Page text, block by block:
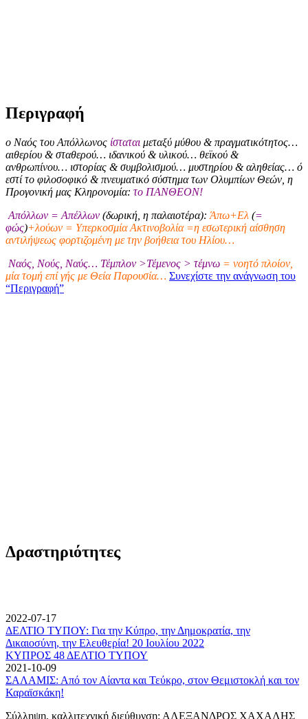
Περιγραφή
ο Ναός του Απόλλωνος ίσταται μεταξύ μύθου & πραγματικότητος…
αιθερίου & σταθερού… ιδανικού & υλικού… θεϊκού &
ανθρωπίνου… ιστορίας & συμβολισμού… μυστηρίου & αληθείας… ό
εστί το φιλοσοφικό & πνευματικό σύστημα των Ολυμπίων Θεών, η
Προγονική μας Κληρονομία: το ΠΑΝΘΕΟΝ!
Απόλλων = Απέλλων (δωρική, η παλαιοτέρα): Άπω+Ελ (=
φώς)+λούων = Υπερκοσμία Ακτινοβολία =η εσωτερική αίσθηση
αντιλήψεως φορτιζομένη με την βοήθεια του Ηλίου…
Ναός, Νούς, Ναύς… Τέμπλον >Τέμενος > τέμνω = νοητό πλοίον,
μία τομή επί γής με Θεία Παρουσία… Συνεχίστε την ανάγνωση του
“Περιγραφή”
Δραστηριότητες
2022-07-17
ΔΕΛΤΙΟ ΤΥΠΟΥ: Για την Κύπρο, την Δημοκρατία, την
Δικαιοσύνη, την Ελευθερία! 20 Ιουλίου 2022
ΚΥΠΡΟΣ 48 ΔΕΛΤΙΟ ΤΥΠΟΥ
2021-10-09
ΣΑΛΑΜΙΣ: Από τον Αίαντα και Τεύκρο, στον Θεμιστοκλή και τον
Καραϊσκάκη!
Σύλληψη, καλλιτεχνική διεύθυνση: ΑΛΕΞΑΝΔΡΟΣ ΧΑΧΑΛΗΣ